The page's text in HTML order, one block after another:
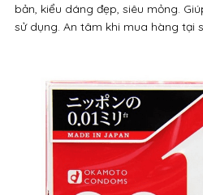
bản, kiểu dáng đẹp, siêu mỏng.
sử dụng. An tâm khi mua hàng tại